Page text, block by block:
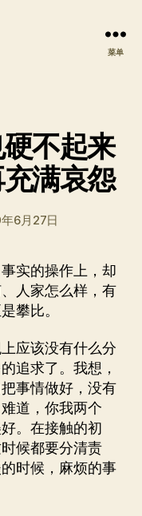
菜单
不起来
满哀怨
6月27日
实的操作上，却
人家怎么样，有
攀比。
应该没有什么分
追求了。我想，
事情做好，没有
道，你我两个
。在接触的初
候都要分清责
时候，麻烦的事